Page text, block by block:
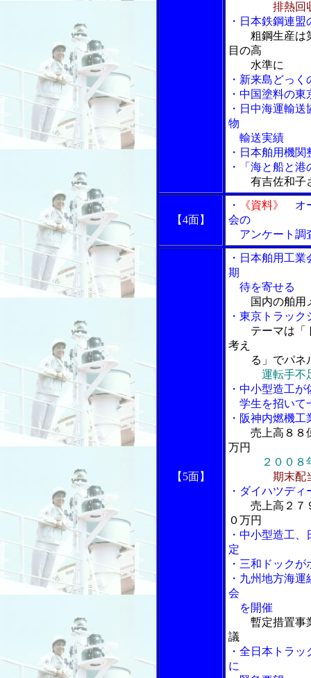
排熱回収シ
・日本鉄鋼連
粗鋼生産は
目の高
水準に
・新来島どっ
・中国塗料の
・日中海運輸
物
輸送実績
・日本舶用機
・「海と船と
有吉佐和子
【4面】
・ 《資料》
オ
会の
アンケート調
【5面】
・日本舶用工
期
待を寄せる
国内の舶用
・東京トラッ
テーマは「
考え
る」でパネ
運転手不
・中小型造工
学生を招いて
・阪神内燃機
売上高８８
万円
２００８
期末配
・ダイハツデ
売上高２７
０万円
・中小型造工
定
・三和ドック
・九州地方海
会
を開催
暫定措置事
議
・全日本トラ
に